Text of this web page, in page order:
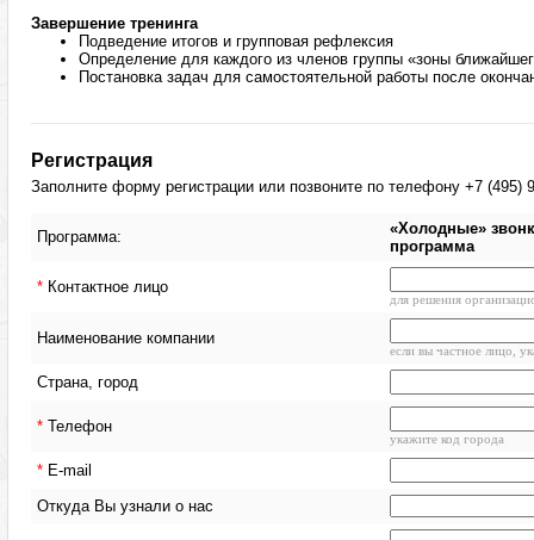
Завершение тренинга
Подведение итогов и групповая рефлексия
Определение для каждого из членов группы «зоны
Постановка задач для самостоятельной работы после
Регистрация
Заполните форму регистрации или позвоните по телефону +7 (495)